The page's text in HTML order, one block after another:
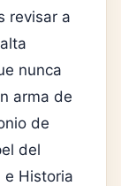
revisar a
nunca
arma de
de
del
e Historia